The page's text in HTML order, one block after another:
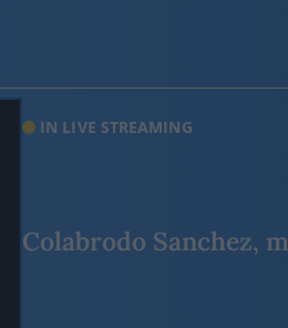
IN LIVE STREAMING
Colabrodo Sanchez,